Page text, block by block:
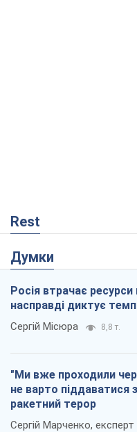
Rest
Думки
Росія втрачає
насправді диктує темп
Сергій Місюра 8,8 т.
"Ми вже проходили
не варто піддаватися
ракетний терор
Сергій Марченко, експерт